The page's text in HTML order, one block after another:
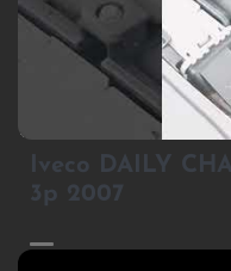
1
Iveco DAILY
3p 2007